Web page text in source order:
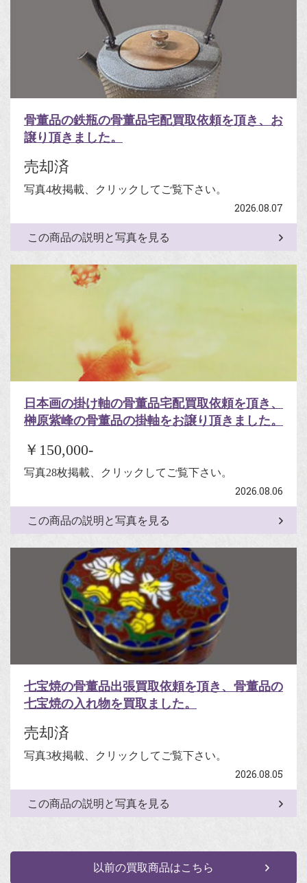
骨董品の鉄瓶の骨董品宅配買取依頼を頂き、お
譲り頂きました。
売却済
写真4枚掲載、クリックしてご覧下さい。
2026.08.07
この商品の説明と写真を見る
日本画の掛け軸の骨董品宅配買取依頼を頂き、
榊原紫峰の骨董品の掛軸をお譲り頂きました。
￥150,000-
写真28枚掲載、クリックしてご覧下さい。
2026.08.06
この商品の説明と写真を見る
七宝焼の骨董品出張買取依頼を頂き、骨董品の
七宝焼の入れ物を買取ました。
売却済
写真3枚掲載、クリックしてご覧下さい。
2026.08.05
この商品の説明と写真を見る
以前の買取商品はこちら